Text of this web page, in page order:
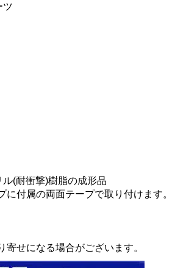
ツ
(耐衝撃)樹脂の成形品
付属の両面テープで取り付けます。
せになる場合がございます。